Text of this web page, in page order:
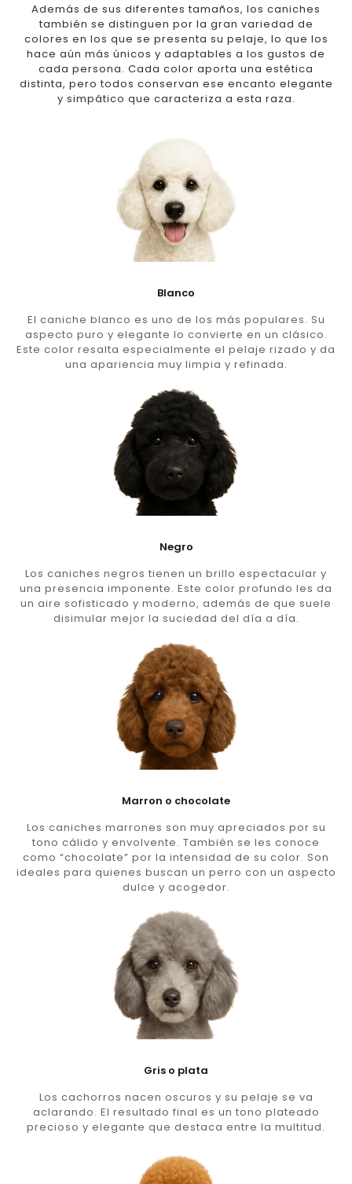
Además de sus diferentes tamaños, los caniches
también se distinguen por la gran variedad de
colores en los que se presenta su pelaje, lo que los
hace aún más únicos y adaptables a los gustos de
cada persona. Cada color aporta una estética
distinta, pero todos conservan ese encanto elegante
y simpático que caracteriza a esta raza.
Blanco
El caniche blanco es uno de los más populares. Su
aspecto puro y elegante lo convierte en un clásico.
Este color resalta especialmente el pelaje rizado y da
una apariencia muy limpia y refinada.
Negro
Los caniches negros tienen un brillo espectacular y
una presencia imponente. Este color profundo les da
un aire sofisticado y moderno, además de que suele
disimular mejor la suciedad del día a día.
Marron o chocolate
Los caniches marrones son muy apreciados por su
tono cálido y envolvente. También se les conoce
como “chocolate” por la intensidad de su color. Son
ideales para quienes buscan un perro con un aspecto
dulce y acogedor.
Gris o plata
Los cachorros nacen oscuros y su pelaje se va
aclarando. El resultado final es un tono plateado
precioso y elegante que destaca entre la multitud.